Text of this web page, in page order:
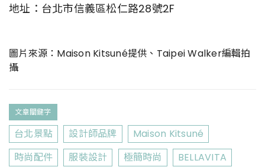
地址：台北市信義區松仁路28號2F
圖片來源：Maison Kitsuné提供、Taipei Walker編輯拍
攝
文章關鍵字
台北景點 設計師品牌
Maison Kitsuné
時尚配件
服裝設計 極簡時尚
BELLAVITA